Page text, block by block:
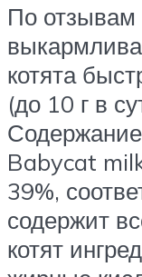
По отзывам
котята
(до 10 г в
Babycat
39%,
содержит
котят